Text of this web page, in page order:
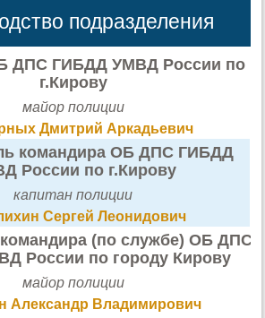
подразделения
ДПС ГИБДД УМВД России по
г.Кирову
майор полиции
Дмитрий Аркадьевич
командира ОБ ДПС ГИБДД
России по г.Кирову
капитан полиции
Сергей Леонидович
командира (по службе) ОБ ДПС
России по городу Кирову
майор полиции
Александр Владимирович